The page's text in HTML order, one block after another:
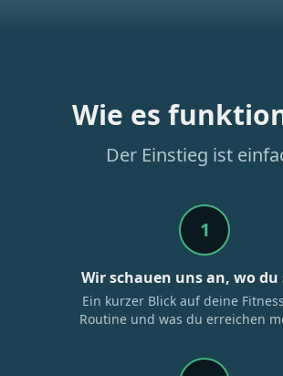
Wie es
Der Einstieg ist
1
Wir schauen uns an, wo
Ein kurzer Blick auf deine
Routine und was du erreichen